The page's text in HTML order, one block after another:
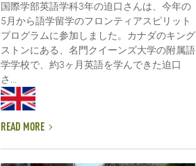
国際学部英語学科3年の迫口さんは、今年の
5月から語学留学のフロンティアスピリット
プログラムに参加しました。カナダのキング
ストンにある、名門クイーンズ大学の附属語
学学校で、約3ヶ月英語を学んできた迫口
さ...
READ MORE